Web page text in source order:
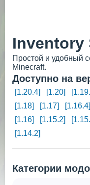
Inventory
Простой и удобный
Minecraft.
Доступно на
[1.20.4] [1.20]
[1.18]
[1.17] [1.16.4]
[1.16]
[1.15.2]
[1.14.2]
Категории